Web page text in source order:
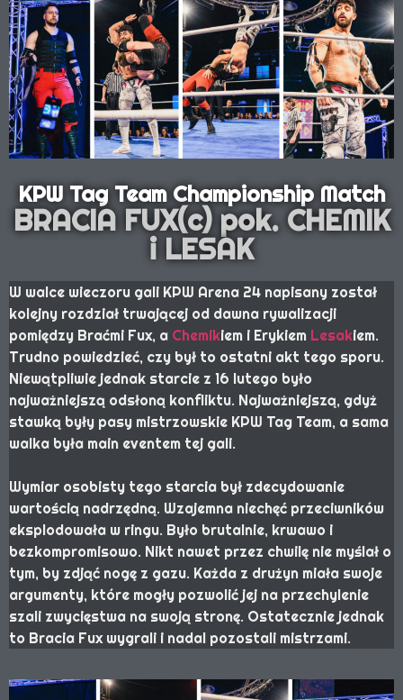
KPW Tag Team Championship Match
BRACIA FUX(c) pok. CHEMIK
i LESAK
W walce wieczoru gali KPW Arena 24 napisany został
kolejny rozdział trwającej od dawna rywalizacji
pomiędzy Braćmi Fux, a Chemikiem i Erykiem Lesakiem.
Trudno powiedzieć, czy był to ostatni akt tego sporu.
Niewątpliwie jednak starcie z 16 lutego było
najważniejszą odsłoną konfliktu. Najważniejszą, gdyż
stawką były pasy mistrzowskie KPW Tag Team, a sama
walka była main eventem tej gali.
Wymiar osobisty tego starcia był zdecydowanie
wartością nadrzędną. Wzajemna niechęć przeciwników
eksplodowała w ringu. Było brutalnie, krwawo i
bezkompromisowo. Nikt nawet przez chwilę nie myślał o
tym, by zdjąć nogę z gazu. Każda z drużyn miała swoje
argumenty, które mogły pozwolić jej na przechylenie
szali zwycięstwa na swoją stronę. Ostatecznie jednak
to Bracia Fux wygrali i nadal pozostali mistrzami.